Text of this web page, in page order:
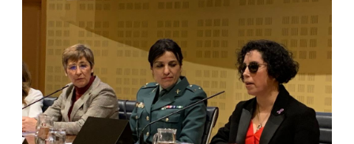
el alumnado con discapacidad visual. En las
jornadas participaron profesionales educativos de
la ONCE y la Junta de Andalucía, de la Escuela
de Fisioterapia de la ONCE y de la Universidad
'Pablo de Olavide' de Sevilla.